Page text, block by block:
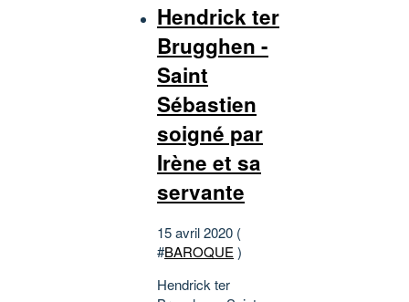
Hendrick ter
Brugghen -
Saint
Sébastien
soigné par
Irène et sa
servante
15 avril 2020 (
#BAROQUE)
Hendrick ter